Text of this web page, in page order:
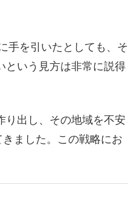
手を引いたとしても、そ
という見方は非常に説得
り出し、その地域を不安
ました。この戦略にお